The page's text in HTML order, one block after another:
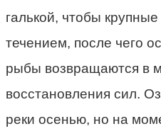
галькой, чтобы
течением, после чего
рыбы возвращаются в
восстановления сил.
реки осенью, но на